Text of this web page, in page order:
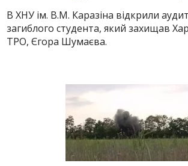
В ХНУ ім. В.М. Каразіна відкрили
загиблого студента, який захищав
ТРО, Єгора Шумаєва.